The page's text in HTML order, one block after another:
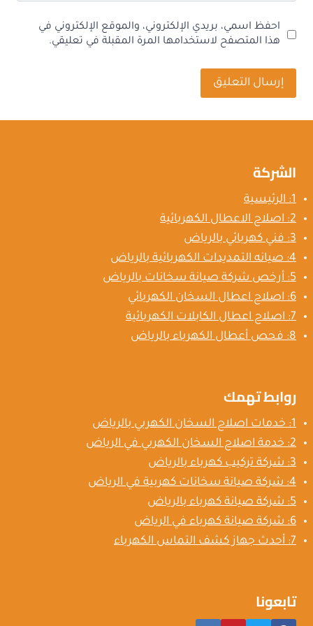
احفظ اسمي، بريدي الإلكتروني، والموقع الإلكتروني في
هذا المتصفح لاستخدامها المرة المقبلة في تعليقي.
الشركة
1: الرئيسية
2: اصلاح الاعطال الكهربائية
3: فني كهربائي بالرياض
4: صيانه التمديدات الكهربائية بالرياض
5: أرخص شركة صيانة سخانات بالرياض
6: اصلاح اعطال السخان الكهربائي
7: اصلاح اعطال الكابلات الكهربائية
8: فحص أعطال الكهرباء بالرياض
روابط تهمك
1: خدمات اصلاح السخان الكهربي بالرياض
2: خدمة اصلاح السخان الكهربي في الرياض
3: شركة تركيب كهرباء بالرياض
4: شركة صيانة سخانات كهربية في الرياض
5: شركة صيانة كهرباء بالرياض
6: شركة صيانة كهرباء في الرياض
7: أحدث جهاز كشف التماس الكهرباء
تابعونا